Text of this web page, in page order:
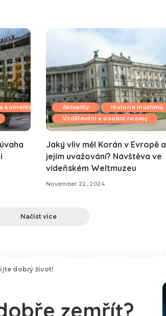
komentáře
Aktuality
Historie muslimů
Vzdělávání a osobní rozvoj
Jaký vliv měl Korán v Evropě a
jejím uvažování? Návštěva ve
vídeňském Weltmuzeu
November 22, 2024
Načíst více
dobrý život!
zemřít?